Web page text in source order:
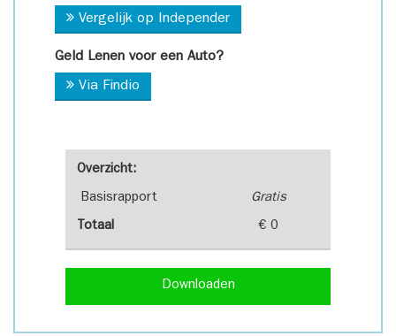
Overzicht:
Basisrapport Gratis
Totaal € 0
Downloaden
Vergelijk op Independer
Geld Lenen voor een Auto?
Via Findio